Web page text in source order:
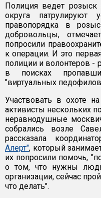
Полиция ведет розыск
округа патрулируют
правопорядка в
добровольцы,
попросили
к операции. И это
полиции и волонтеров -
в поисках
"виртуальных
Участвовать в охоте
активисты нескольких
неравнодушные
собрались возле
рассказала
Алерт", который
их попросили помочь,
о том, что нужны
организации, сейчас
что делать".